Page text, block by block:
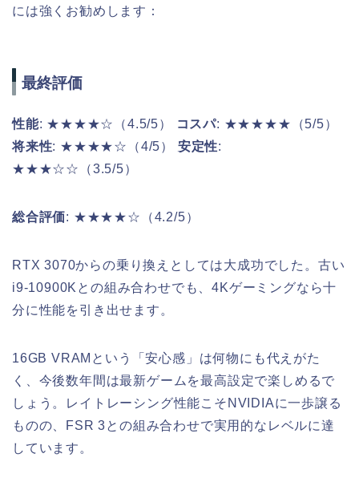
には強くお勧めします：
最終評価
性能: ★★★★☆（4.5/5） コスパ: ★★★★★（5/5）
将来性: ★★★★☆（4/5） 安定性:
★★★☆☆（3.5/5）
総合評価: ★★★★☆（4.2/5）
RTX 3070からの乗り換えとしては大成功でした。古い
i9-10900Kとの組み合わせでも、4Kゲーミングなら十
分に性能を引き出せます。
16GB VRAMという「安心感」は何物にも代えがた
く、今後数年間は最新ゲームを最高設定で楽しめるで
しょう。レイトレーシング性能こそNVIDIAに一歩譲る
ものの、FSR 3との組み合わせで実用的なレベルに達
しています。